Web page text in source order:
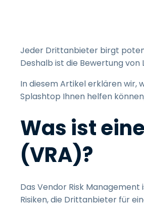
Jeder Drittanbieter birgt
Deshalb ist die Bewertung
In diesem Artikel erklären wir,
Splashtop Ihnen helfen
Was ist
(VRA)?
Das Vendor Risk
Risiken, die Drittanbieter für